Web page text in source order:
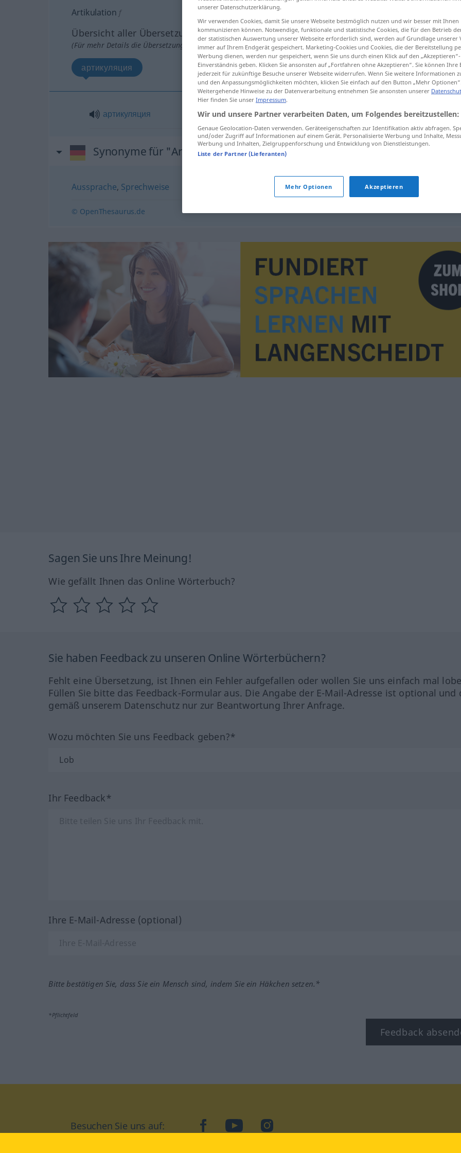
Artikulation f
Übersicht aller Übersetzungen
(Für mehr Details die Übersetzung anklicken/antippen)
артикуляция
артикуляция Artikulation
Synonyme für "Artikulation"
Aussprache, Sprechweise
© OpenThesaurus.de
Sagen Sie uns Ihre Meinung!
Wie gefällt Ihnen das Online Wörterbuch?
Sie haben Feedback zu unseren Online Wörterbüchern?
Fehlt eine Übersetzung, ist Ihnen ein Fehler aufgefallen oder wollen Sie uns einfach mal
Füllen Sie bitte das Feedback-Formular aus. Die Angabe der E-Mail-Adresse ist optional und
gemäß unserem Datenschutz nur zur Beantwortung Ihrer Anfrage.
Wozu möchten Sie uns Feedback geben?*
Ihr Feedback*
Ihre E-Mail-Adresse (optional)
Bitte bestätigen Sie, dass Sie ein Mensch sind, indem Sie ein Häkchen setzen.*
*Pflichtfeld
Feedback
Besuchen Sie uns auf: facebookYouTubeInstagram
unserer Datenschutzerklärung.
Wir verwenden Cookies, damit Sie unsere Webseite bestmöglich nutzen und wir besser mit Ihnen
kommunizieren können. Notwendige, funktionale und statistische Cookies, die für den Betrieb
der statistischen Auswertung unserer Webseite erforderlich sind, werden auf Grundlage unserer
immer auf Ihrem Endgerät gespeichert. Marketing-Cookies und Cookies, die der Bereitstellung
Werbung dienen, werden nur gespeichert, wenn Sie uns durch einen Klick auf den
Einverständnis geben. Klicken Sie ansonsten auf „Fortfahren ohne Akzeptieren“. Sie können
jederzeit für zukünftige Besuche unserer Webseite widerrufen. Wenn Sie weitere Informationen
und den Anpassungsmöglichkeiten möchten, klicken Sie einfach auf den Button „Mehr
Weitergehende Hinweise zu der Datenverarbeitung entnehmen Sie ansonsten unserer
Hier finden Sie unser Impressum.
Wir und unsere Partner verarbeiten Daten, um Folgendes bereitzustellen:
Genaue Geolocation-Daten verwenden. Geräteeigenschaften zur Identifikation aktiv abfragen.
und/oder Zugriff auf Informationen auf einem Gerät. Personalisierte Werbung und Inhalte,
Werbung und Inhalten, Zielgruppenforschung und Entwicklung von Dienstleistungen.
Liste der Partner (Lieferanten)
Mehr Optionen Akzeptieren